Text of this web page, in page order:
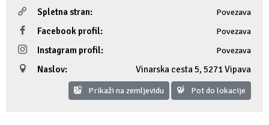
Spletna stran:
Povezava
Facebook profil:
Povezava
Instagram profil:
Povezava
Naslov:
Vinarska cesta 5, 5271 Vipava
Prikaži na zemljevidu Pot do lokacije
Fotogalerija
Ideja za izlet
Raziskuj Vipavo s pomočjo vitezov Vipavskih
Zasebno doživetje lova na tartufe
Pomembni kontakti
Pogosta vprašanja
Novičke
Zelena Vipava
Trajnostna mobilnost